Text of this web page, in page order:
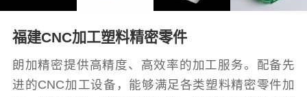
福建CNC加工塑料精密零件
朗加精密提供高精度、高效率的加工服务。配备先
进的CNC加工设备，能够满足各类塑料精密零件加